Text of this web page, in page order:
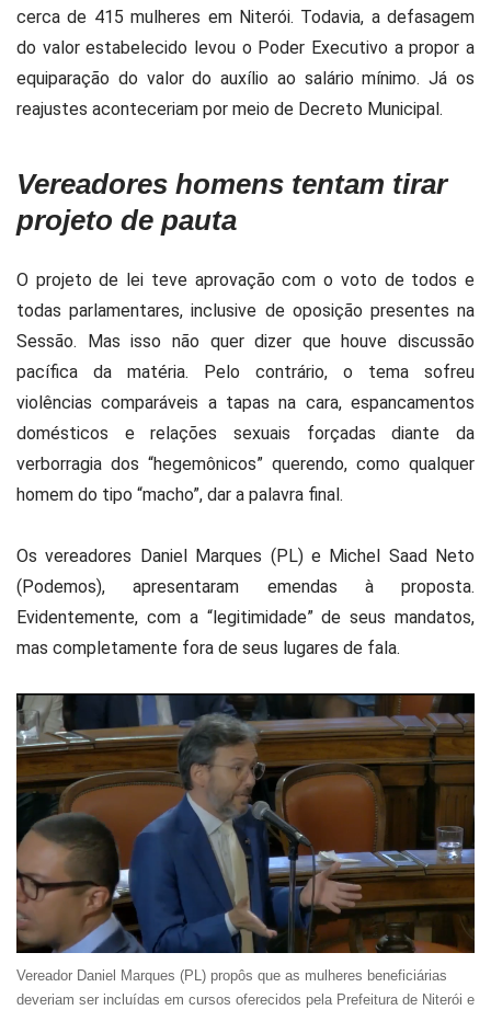
cerca de 415 mulheres em Niterói. Todavia, a defasagem
do valor estabelecido levou o Poder Executivo a propor a
equiparação do valor do auxílio ao salário mínimo. Já os
reajustes aconteceriam por meio de Decreto Municipal.
Vereadores homens tentam tirar
projeto de pauta
O projeto de lei teve aprovação com o voto de todos e
todas parlamentares, inclusive de oposição presentes na
Sessão. Mas isso não quer dizer que houve discussão
pacífica da matéria. Pelo contrário, o tema sofreu
violências comparáveis a tapas na cara, espancamentos
domésticos e relações sexuais forçadas diante da
verborragia dos “hegemônicos” querendo, como qualquer
homem do tipo “macho”, dar a palavra final.
Os vereadores Daniel Marques (PL) e Michel Saad Neto
(Podemos), apresentaram emendas à proposta.
Evidentemente, com a “legitimidade” de seus mandatos,
mas completamente fora de seus lugares de fala.
Vereador Daniel Marques (PL) propôs que as mulheres beneficiárias
deveriam ser incluídas em cursos oferecidos pela Prefeitura de Niterói e